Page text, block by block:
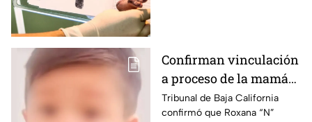
Confirman vinculación
a proceso de la mamá
de Vicentito, niño que
murió por golpe de
Tribunal de Baja California
confirmó que Roxana “N”